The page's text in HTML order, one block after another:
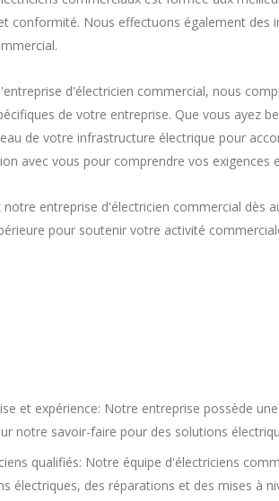
conformité. Nous effectuons également des
d'électricien commercial, nous
de votre entreprise. Que vous ayez
de votre infrastructure électrique pour
avec vous pour comprendre vos exigences
notre entreprise d'électricien commercial dès
pour soutenir votre activité
et expérience: Notre entreprise possède
notre savoir-faire pour des solutions
qualifiés: Notre équipe d'électriciens
électriques, des réparations et des mises à